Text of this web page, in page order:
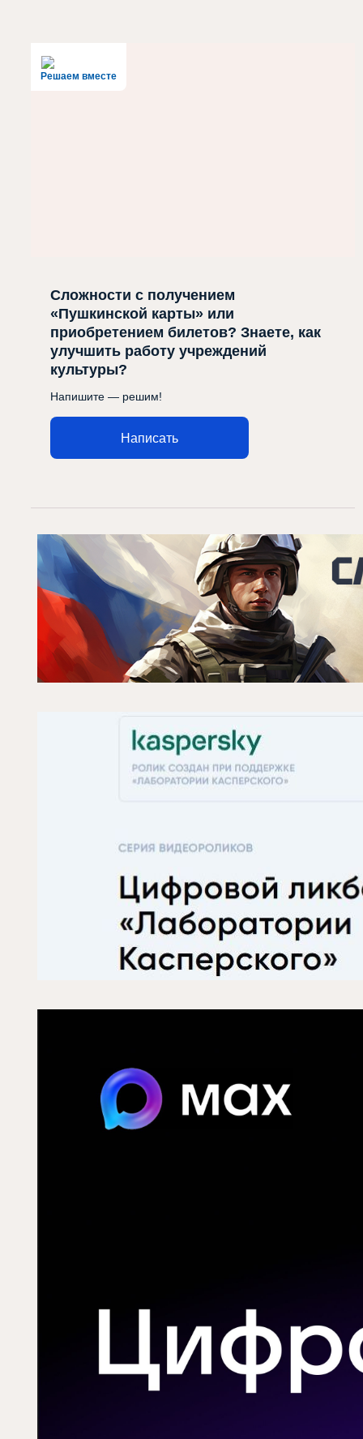
Решаем вместе
Сложности с получением
«Пушкинской карты» или
приобретением билетов? Знаете, как
улучшить работу учреждений
культуры?
Напишите — решим!
Написать